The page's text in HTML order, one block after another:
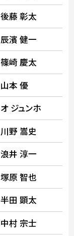
後藤 彰太
辰濱 健一
篠崎 慶太
山本 優
オ ジュンホ
川野 嵩史
浪井 淳一
塚原 智也
半田 顕太
中村 宗士